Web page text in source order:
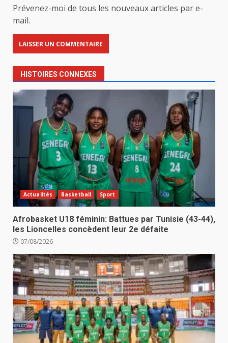
Prévenez-moi de tous les nouveaux articles par e-
mail.
HISTOIRES CONNEXES
Actualités Basketball Sport
Afrobasket U18 féminin: Battues par Tunisie (43-44),
les Lioncelles concèdent leur 2e défaite
07/08/2026